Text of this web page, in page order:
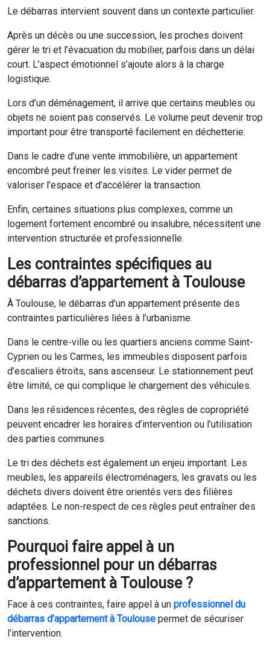
Le débarras intervient souvent dans un contexte particulier.
Après un décès ou une succession, les proches doivent
gérer le tri et l’évacuation du mobilier, parfois dans un délai
court. L’aspect émotionnel s’ajoute alors à la charge
logistique.
Lors d’un déménagement, il arrive que certains meubles ou
objets ne soient pas conservés. Le volume peut devenir trop
important pour être transporté facilement en déchetterie.
Dans le cadre d’une vente immobilière, un appartement
encombré peut freiner les visites. Le vider permet de
valoriser l’espace et d’accélérer la transaction.
Enfin, certaines situations plus complexes, comme un
logement fortement encombré ou insalubre, nécessitent une
intervention structurée et professionnelle.
Les contraintes spécifiques au
débarras d’appartement à Toulouse
À Toulouse, le débarras d’un appartement présente des
contraintes particulières liées à l’urbanisme.
Dans le centre-ville ou les quartiers anciens comme Saint-
Cyprien ou les Carmes, les immeubles disposent parfois
d’escaliers étroits, sans ascenseur. Le stationnement peut
être limité, ce qui complique le chargement des véhicules.
Dans les résidences récentes, des règles de copropriété
peuvent encadrer les horaires d’intervention ou l’utilisation
des parties communes.
Le tri des déchets est également un enjeu important. Les
meubles, les appareils électroménagers, les gravats ou les
déchets divers doivent être orientés vers des filières
adaptées. Le non-respect de ces règles peut entraîner des
sanctions.
Pourquoi faire appel à un
professionnel pour un débarras
d’appartement à Toulouse ?
Face à ces contraintes, faire appel à un professionnel du
débarras d’appartement à Toulouse permet de sécuriser
l’intervention.